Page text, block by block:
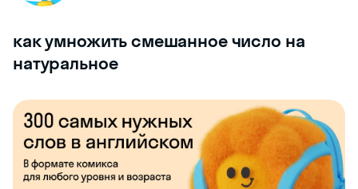
как умножить смешанное число на
натуральное